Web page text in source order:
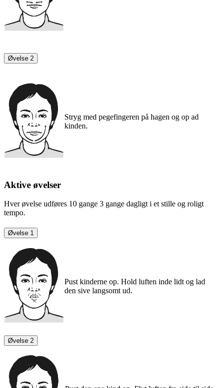
Øvelse 2
Stryg med pegefingeren på hagen og op ad
kinden.
Aktive øvelser
Hver øvelse udføres 10 gange 3 gange dagligt i et stille og roligt
tempo.
Øvelse 1
Pust kinderne op. Hold luften inde lidt og lad
den sive langsomt ud.
Øvelse 2